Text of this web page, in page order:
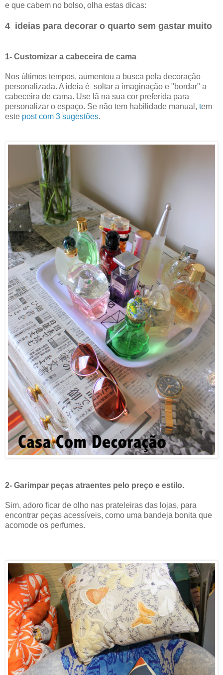
e que cabem no bolso, olha estas dicas:
4 ideias para decorar o quarto sem gastar muito
1- Customizar a cabeceira de cama
Nos últimos tempos, aumentou a busca pela decoração
personalizada. A ideia é soltar a imaginação e "bordar" a
cabeceira de cama. Use lã na sua cor preferida para
personalizar o espaço. Se não tem habilidade manual, tem
este post com 3 sugestões.
2- Garimpar peças atraentes pelo preço e estilo.
Sim, adoro ficar de olho nas prateleiras das lojas, para
encontrar peças acessíveis, como uma bandeja bonita que
acomode os perfumes.